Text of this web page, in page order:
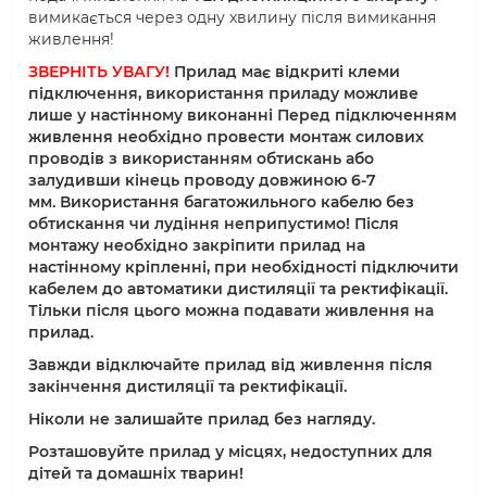
вимикається через одну хвилину після вимикання
живлення!
ЗВЕРНІТЬ УВАГУ! Прилад має відкриті клеми
підключення, використання приладу можливе
лише у настінному виконанні Перед підключенням
живлення необхідно провести монтаж силових
проводів з використанням обтискань або
залудивши кінець проводу довжиною 6-7
мм. Використання багатожильного кабелю без
обтискання чи лудіння неприпустимо! Після
монтажу необхідно закріпити прилад на
настінному кріпленні, при необхідності підключити
кабелем до автоматики дистиляції та ректифікації.
Тільки після цього можна подавати живлення на
прилад.
Завжди відключайте прилад від живлення після
закінчення дистиляції та ректифікації.
Ніколи не залишайте прилад без нагляду.
Розташовуйте прилад у місцях, недоступних для
дітей та домашніх тварин!